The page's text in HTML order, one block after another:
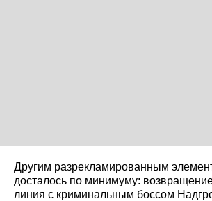
Другим разрекламированным
досталось по минимуму:
линия с криминальным боссом